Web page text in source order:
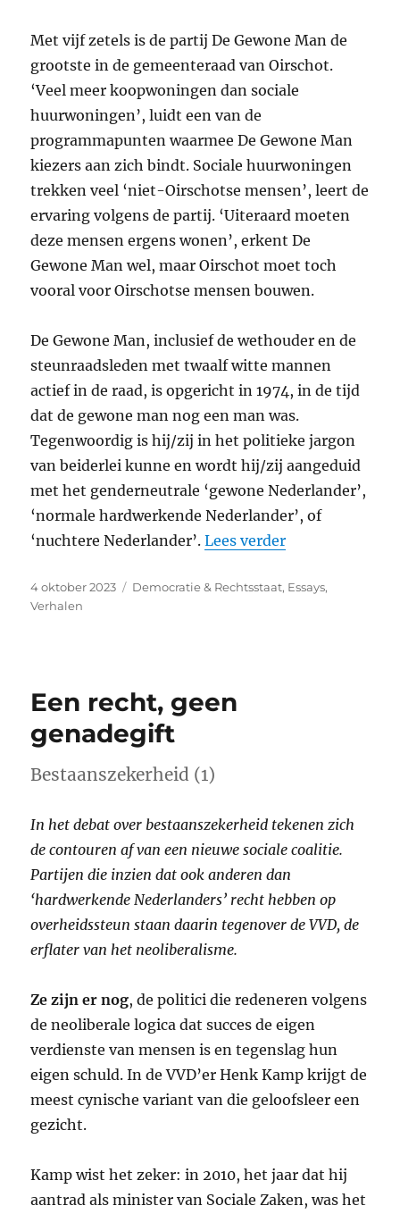
Met vijf zetels is de partij De Gewone Man de
grootste in de gemeenteraad van Oirschot.
‘Veel meer koopwoningen dan sociale
huurwoningen’, luidt een van de
programmapunten waarmee De Gewone Man
kiezers aan zich bindt. Sociale huurwoningen
trekken veel ‘niet-Oirschotse mensen’, leert de
ervaring volgens de partij. ‘Uiteraard moeten
deze mensen ergens wonen’, erkent De
Gewone Man wel, maar Oirschot moet toch
vooral voor Oirschotse mensen bouwen.
De Gewone Man, inclusief de wethouder en de
steunraadsleden met twaalf witte mannen
actief in de raad, is opgericht in 1974, in de tijd
dat de gewone man nog een man was.
Tegenwoordig is hij/zij in het politieke jargon
van beiderlei kunne en wordt hij/zij aangeduid
met het genderneutrale ‘gewone Nederlander’,
‘normale hardwerkende Nederlander’, of
‘nuchtere Nederlander’.Lees verder“Liever
Geplaatst
op
4 oktober 2023 Categorieën
Democratie & Rechtsstaat, Essays,
Verhalen
Een recht, geen
genadegift
Bestaanszekerheid (1)
In het debat over bestaanszekerheid tekenen zich
de contouren af van een nieuwe sociale coalitie.
Partijen die inzien dat ook anderen dan
‘hardwerkende Nederlanders’ recht hebben op
overheidssteun staan daarin tegenover de VVD, de
erflater van het neoliberalisme.
Ze zijn er nog, de politici die redeneren volgens
de neoliberale logica dat succes de eigen
verdienste van mensen is en tegenslag hun
eigen schuld. In deVVD’er Henk Kamp krijgt de
meest cynische variant van die geloofsleer een
gezicht.
Kamp wist het zeker: in 2010, het jaar dat hij
aantrad als minister van Sociale Zaken, was het